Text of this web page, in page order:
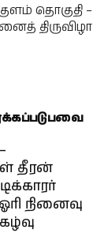
தொகுதி –
திருவிழா
தீரன்
நினைவு